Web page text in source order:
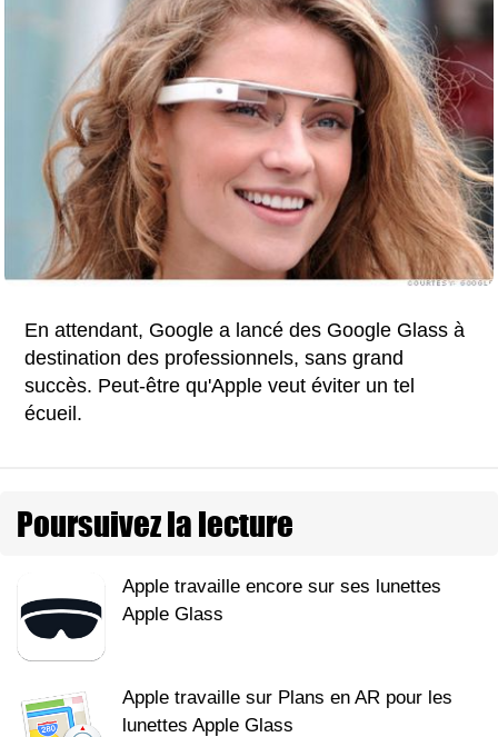
En attendant, Google a lancé des Google Glass à
destination des professionnels, sans grand
succès. Peut-être qu'Apple veut éviter un tel
écueil.
Poursuivez la lecture
Apple travaille encore sur ses lunettes
Apple Glass
Apple travaille sur Plans en AR pour les
lunettes Apple Glass